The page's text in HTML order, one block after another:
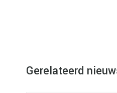
Gerelateerd